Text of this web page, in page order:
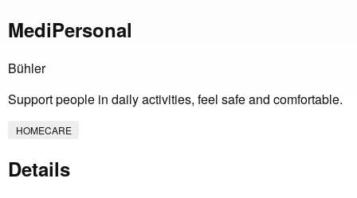
MediPersonal
Bühler
Support people in daily activities, feel safe and comfortable.
HOMECARE
Details